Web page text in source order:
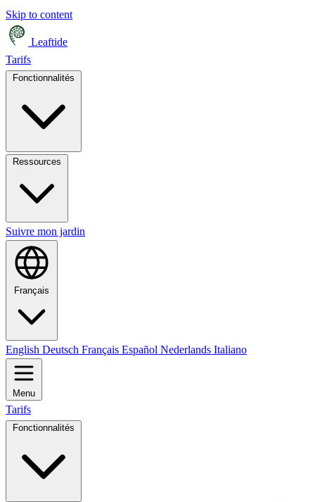
Skip to content
Leaftide
Tarifs
Suivre mon jardin
Français
English Deutsch Français Español Nederlands Italiano
Menu
Tarifs
Fonctionnalités